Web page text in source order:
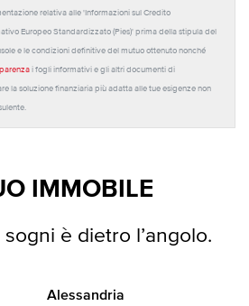
relativa alle 'Informazioni sul Credito
Europeo Standardizzato (Pies)' prima della stipula del
e le condizioni definitive del mutuo ottenuto nonché
i fogli informativi e gli altri documenti di
la soluzione finanziaria più adatta alle tue esigenze non
IMMOBILE
è dietro l’angolo.
Alessandria